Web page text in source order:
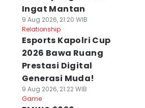
Ingat Mantan
9 Aug 2026, 21:20 WIB
Relationship
Esports Kapolri Cup
2026 Bawa Ruang
Prestasi Digital
Generasi Muda!
9 Aug 2026, 21:22 WIB
Game